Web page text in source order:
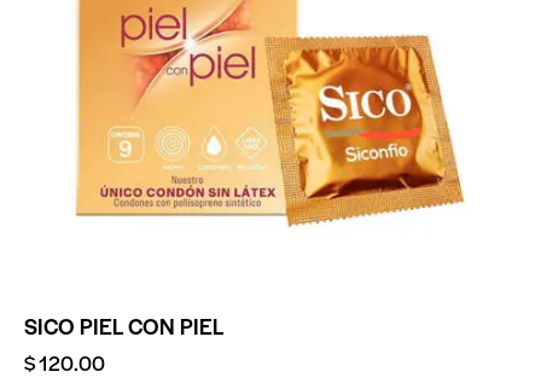
SICO PIEL CON PIEL
$120.00